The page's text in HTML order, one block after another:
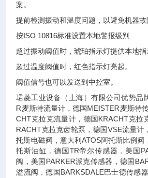
案。
提前检测振动和温度问题，以避免机器故
按ISO 10816标准设置本地警报级别
超过振动阈值时，琥珀指示灯提供本地指
超过温度阈值时，红色指示灯亮起。
阈值信号也可以发送到中控室。
珺菱工业设备（上海）有限公司优势品
R麦斯特流量计，德国MEISTER麦斯特
CHT克拉克流量计，德国KRACHT克拉
RACHT克拉克齿轮泵，德国VSE流量计
托斯电磁阀，意大利ATOS阿托斯比例阀
托斯油缸，德国TR帝尔传感器，美国
阀，美国PARKER派克传感器，德国
溢流阀，德国BARKSDALE巴士德传感